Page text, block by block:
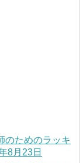
のためのラッキ
8月23日